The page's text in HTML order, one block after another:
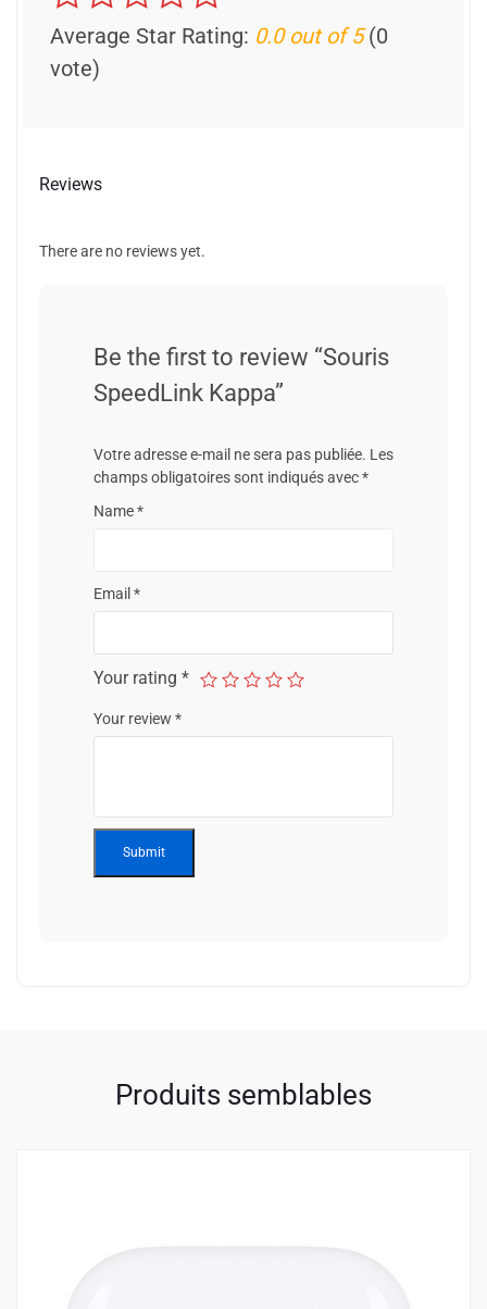
Average Star Rating: 0.0 out of 5(0
vote)
Reviews
There are no reviews yet.
Be the first to review “Souris
SpeedLink Kappa”
Votre adresse e-mail ne sera pas publiée. Les
champs obligatoires sont indiqués avec*
Name*
Email *
Your rating *
Your review *
Produits semblables